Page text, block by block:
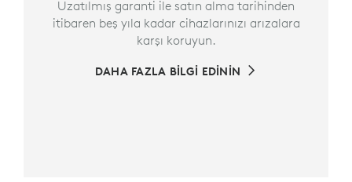
Uzatılmış garanti ile satın alma tarihinden
itibaren beş yıla kadar cihazlarınızı arızalara
karşı koruyun.
DAHA FAZLA BILGI EDININ